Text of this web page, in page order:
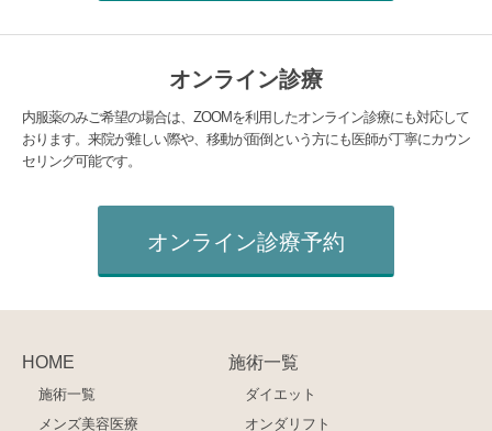
オンライン診療
内服薬のみご希望の場合は、ZOOMを利用したオンライン診療にも対応して
おります。来院が難しい際や、移動が面倒という方にも医師が丁寧にカウン
セリング可能です。
オンライン診療予約
HOME
施術一覧
メンズ美容医療
施術一覧
ダイエット
オンダリフト